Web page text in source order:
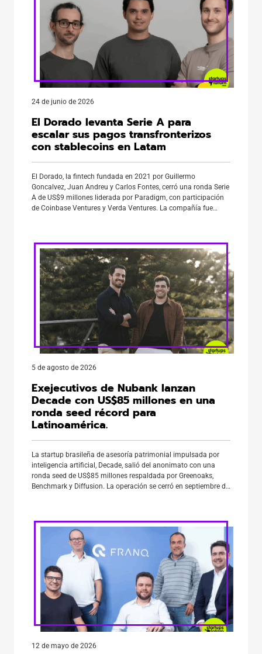
24 de junio de 2026
El Dorado levanta Serie A para
escalar sus pagos transfronterizos
con stablecoins en Latam
El Dorado, la fintech fundada en 2021 por Guillermo
Goncalvez, Juan Andreu y Carlos Fontes, cerró una ronda Serie
A de US$9 millones liderada por Paradigm, con participación
de Coinbase Ventures y Verda Ventures. La compañía fue
5 de agosto de 2026
Exejecutivos de Nubank lanzan
Decade con US$85 millones en una
ronda seed récord para
Latinoamérica.
La startup brasileña de asesoría patrimonial impulsada por
inteligencia artificial, Decade, salió del anonimato con una
ronda seed de US$85 millones respaldada por Greenoaks,
Benchmark y Diffusion. La operación se cerró en septiembre de
12 de mayo de 2026